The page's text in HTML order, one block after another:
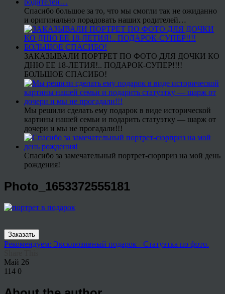
Спасибо большое за то, что мы смогли так не ожиданно
и оригинально порадовать наших родителей…
ЗАКАЗЫВАЛИ ПОРТРЕТ ПО ФОТО ДЛЯ ДОЧКИ КО
ДНЮ ЕЕ 18-ЛЕТИЯ!.. ПОДАРОК-СУПЕР!!!!
БОЛЬШОЕ СПАСИБО!
Мы решили сделать ему подарок в виде исторической
картины нашей семьи и подарить статуэтку — шарж от
дочери и мы не прогадали!!!
Спасибо за замечательный портрет-сюрприз на мой день
рождения!
Photo_1653372555181
Заказать
Рекомендуем: Эксклюзивный подарок - Статуэтка по фото.
Май 26
114 0